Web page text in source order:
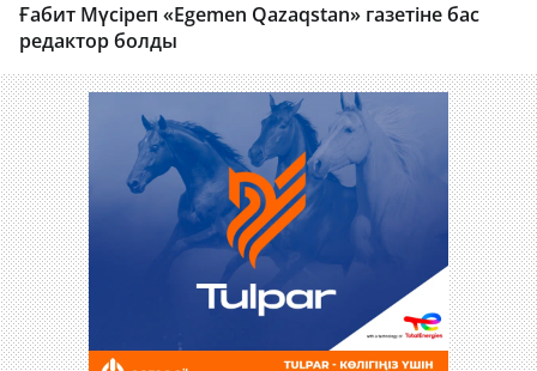
Ғабит Мүсіреп «Egemen Qazaqstan» газетіне бас
редактор болды